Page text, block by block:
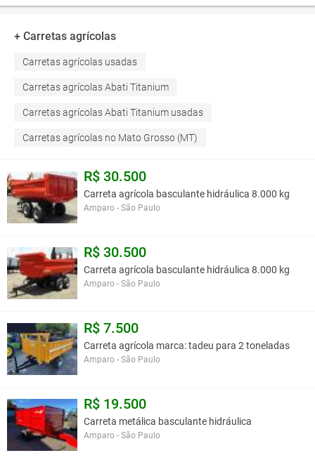
+ Carretas agrícolas
Carretas agrícolas usadas
Carretas agrícolas Abati Titanium
Carretas agrícolas Abati Titanium usadas
Carretas agrícolas no Mato Grosso (MT)
R$ 30.500
Carreta agrícola basculante hidráulica 8.000 kg
Amparo - São Paulo
R$ 30.500
Carreta agrícola basculante hidráulica 8.000 kg
Amparo - São Paulo
R$ 7.500
Carreta agrícola marca: tadeu para 2 toneladas
Amparo - São Paulo
R$ 19.500
Carreta metálica basculante hidráulica
Amparo - São Paulo